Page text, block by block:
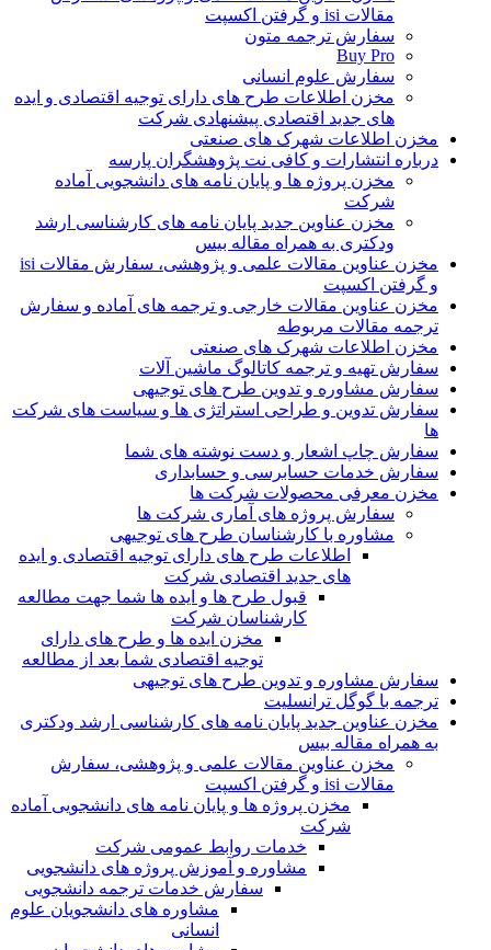
مقالات isi و گرفتن اکسپت
سفارش ترجمه متون
Buy Pro
سفارش علوم انسانی
مخزن اطلاعات طرح های دارای توجیه اقتصادی و ایده
های جدید اقتصادی پیشنهادی شرکت
مخزن اطلاعات شهرک های صنعتی
درباره انتشارات و کافی نت پژوهشگران پارسه
مخزن پروژه ها و پایان نامه های دانشجویی آماده
شرکت
مخزن عناوین جدید پایان نامه های کارشناسی ارشد
ودکتری به همراه مقاله بیس
مخزن عناوین مقالات علمی و پژوهشی، سفارش مقالات isi
و گرفتن اکسپت
مخزن عناوین مقالات خارجی و ترجمه های آماده و سفارش
ترجمه مقالات مربوطه
مخزن اطلاعات شهرک های صنعتی
سفارش تهیه و ترجمه کاتالوگ ماشین آلات
سفارش مشاوره و تدوین طرح های توجیهی
سفارش تدوین و طراحی استراتژی ها و سیاست های شرکت
ها
سفارش چاپ اشعار و دست نوشته های شما
سفارش خدمات حسابرسی و حسابداری
مخزن معرفی محصولات شرکت ها
سفارش پروژه های آماری شرکت ها
مشاوره با کارشناسان طرح های توجیهی
اطلاعات طرح های دارای توجیه اقتصادی و ایده
های جدید اقتصادی شرکت
قبول طرح ها و ایده ها شما جهت مطالعه
کارشناسان شرکت
مخزن ایده ها و طرح های دارای
توجیه اقتصادی شما بعد از مطالعه
سفارش مشاوره و تدوین طرح های توجیهی
ترجمه با گوگل ترانسلیت
مخزن عناوین جدید پایان نامه های کارشناسی ارشد ودکتری
به همراه مقاله بیس
مخزن عناوین مقالات علمی و پژوهشی، سفارش
مقالات isi و گرفتن اکسپت
مخزن پروژه ها و پایان نامه های دانشجویی آماده
شرکت
خدمات روابط عمومی شرکت
مشاوره و آموزش پروژه های دانشجویی
سفارش خدمات ترجمه دانشجویی
مشاوره های دانشجویان علوم
انسانی